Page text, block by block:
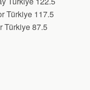
117.5
87.5